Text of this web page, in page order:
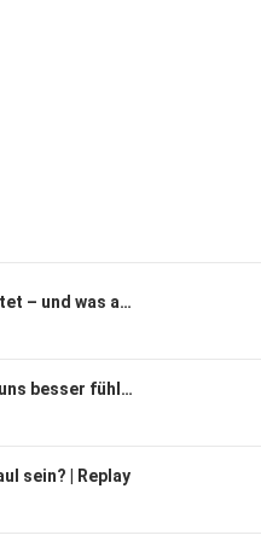
Wie uns die Hitze belastet – und was akut hilft
Mit welchen Tricks wir uns besser fühlen | Replay
sein? | Replay